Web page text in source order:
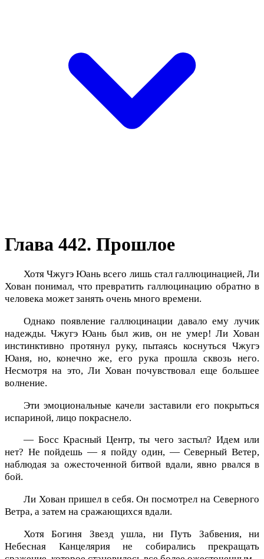
Глава 442. Прошлое
Хотя Чжугэ Юань всего лишь стал галлюцинацией, Ли
Хован понимал, что превратить галлюцинацию обратно в
человека может занять очень много времени.
Однако появление галлюцинации давало ему лучик
надежды. Чжугэ Юань был жив, он не умер! Ли Хован
инстинктивно протянул руку, пытаясь коснуться Чжугэ
Юаня, но, конечно же, его рука прошла сквозь него.
Несмотря на это, Ли Хован почувствовал еще большее
волнение.
Эти эмоциональные качели заставили его покрыться
испариной, лицо покраснело.
— Босс Красный Центр, ты чего застыл? Идем или
нет? Не пойдешь — я пойду один, — Северный Ветер,
наблюдая за ожесточенной битвой вдали, явно рвался в
бой.
Ли Хован пришел в себя. Он посмотрел на Северного
Ветра, а затем на сражающихся вдали.
Хотя Богиня Звезд ушла, ни Путь Забвения, ни
Небесная Канцелярия не собирались прекращать